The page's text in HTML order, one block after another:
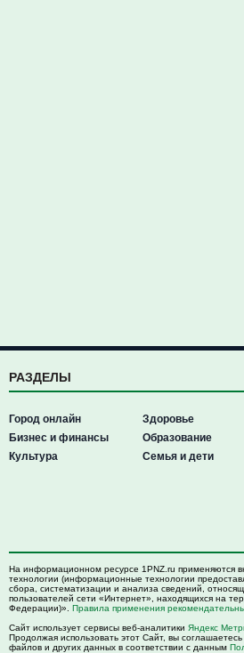
РАЗДЕЛЫ
Город онлайн
Бизнес и финансы
Культура
Здоровье
Образование
Семья и дети
На информационном ресурсе 1PNZ.ru применяются
технологии (информационные технологии
сбора, систематизации и анализа сведений,
пользователей сети «Интернет», находящихся на
Федерации)». Правила применения
Сайт использует сервисы веб-аналитики Яндекс
Продолжая использовать этот Сайт, вы
файлов и других данных в соответствии с данным